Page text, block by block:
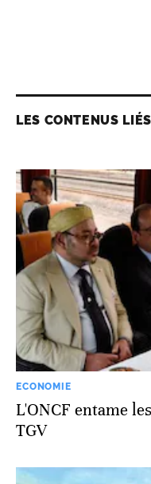
LES CONTENUS LIÉS
ECONOMIE
L'ONCF entame
TGV